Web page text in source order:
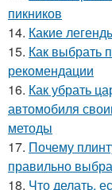
пикников
14. Какие
15. Как выбрать
рекомендации
16. Как убрать
автомобиля
методы
17. Почему
правильно
18. Что делать,